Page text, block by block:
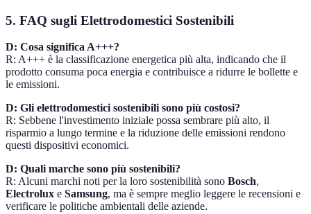
5. FAQ sugli Elettrodomestici Sostenibili
D: Cosa significa A+++?
R: A+++ è la classificazione energetica più alta, indicando che il
prodotto consuma poca energia e contribuisce a ridurre le bollette e
le emissioni.
D: Gli elettrodomestici sostenibili sono più costosi?
R: Sebbene l'investimento iniziale possa sembrare più alto, il
risparmio a lungo termine e la riduzione delle emissioni rendono
questi dispositivi economici.
D: Quali marche sono più sostenibili?
R: Alcuni marchi noti per la loro sostenibilità sono Bosch,
Electrolux e Samsung, ma è sempre meglio leggere le recensioni e
verificare le politiche ambientali delle aziende.